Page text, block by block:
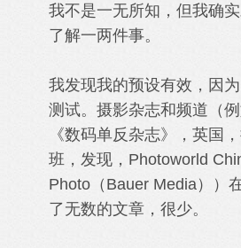
我不是一无所知，但我确
了解一两件事。
我发现我的预设有效，因
测试。摄影杂志和频道（
《数码单反杂志》，英国
班，发现，Photoworld
Photo（Bauer Media））
了无数的文章，很少。